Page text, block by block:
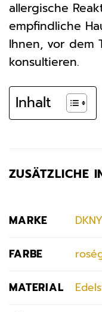
allergische
empfindliche
Ihnen, vor dem
konsultieren.
Inhalt
ZUSÄTZLICHE
MARKE DKNY
FARBE
MATERIAL